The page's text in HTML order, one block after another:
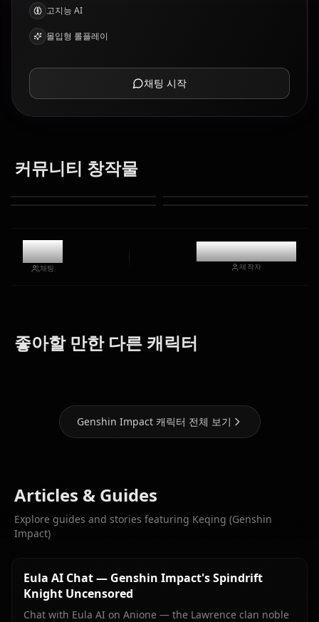
고지능 AI
몰입형 롤플레이
채팅 시작
커뮤니티 창작물
1.1k
채팅
@casualwaifus
제작자
좋아할 만한 다른 캐릭터
(Genshin
(Genshin
Genshin Impact 캐릭터 전체 보기
Articles & Guides
Explore guides and stories featuring Keqing (Genshin
Impact)
Eula AI Chat — Genshin Impact's Spindrift
Knight Uncensored
Chat with Eula AI on Anione — the Lawrence clan noble